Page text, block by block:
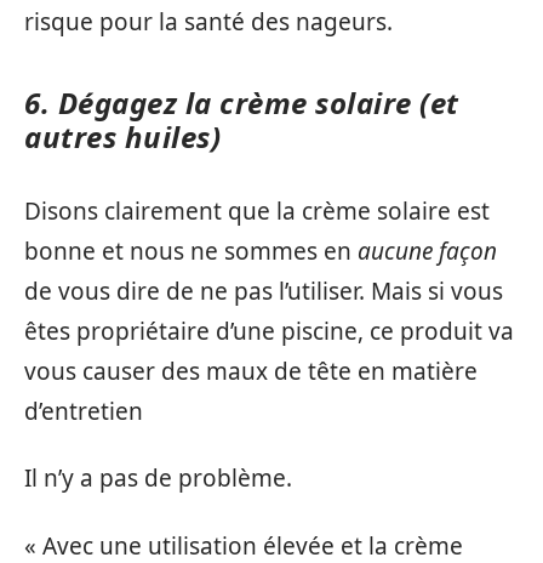
risque pour la santé des nageurs.
6. Dégagez la crème solaire (et
autres huiles)
Disons clairement que la crème solaire est
bonne et nous ne sommes en aucune façon
de vous dire de ne pas l’utiliser. Mais si vous
êtes propriétaire d’une piscine, ce produit va
vous causer des maux de tête en matière
d’entretien
Il n’y a pas de problème.
« Avec une utilisation élevée et la crème